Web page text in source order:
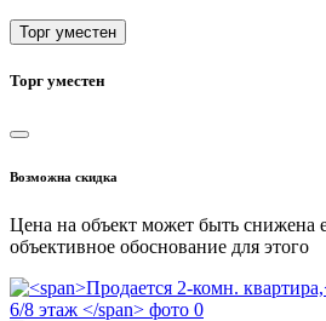
Торг уместен
Торг уместен
Возможна скидка
Цена на объект может быть снижена
объективное обоснование для этого